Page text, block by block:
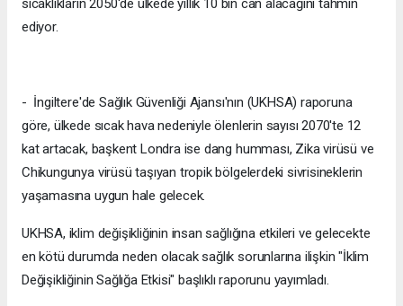
sıcaklıkların 2050'de ülkede yıllık 10 bin can alacağını tahmin
ediyor.
- İngiltere'de Sağlık Güvenliği Ajansı'nın (UKHSA) raporuna
göre, ülkede sıcak hava nedeniyle ölenlerin sayısı 2070'te 12
kat artacak, başkent Londra ise dang humması, Zika virüsü ve
Chikungunya virüsü taşıyan tropik bölgelerdeki sivrisineklerin
yaşamasına uygun hale gelecek.
UKHSA, iklim değişikliğinin insan sağlığına etkileri ve gelecekte
en kötü durumda neden olacak sağlık sorunlarına ilişkin "İklim
Değişikliğinin Sağlığa Etkisi" başlıklı raporunu yayımladı.